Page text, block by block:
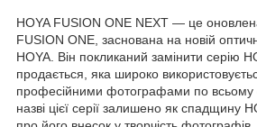
HOYA FUSION ONE NEXT — це
FUSION ONE, заснована на новій
HOYA. Він покликаний замінити серію
продається, яка широко
професійними фотографами по всьому
назві цієї серії залишено як спадщину